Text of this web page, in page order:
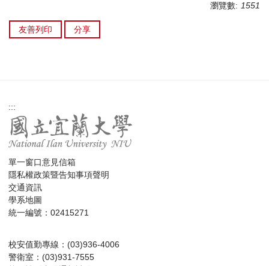
瀏覽數: 1551
友善列印 分享
:::
單一窗口意見信箱
隱私權政策暨告知事項聲明
交通資訊
學系地圖
統一編號：02415271
校安值勤專線：(03)936-4006
警衛室：(03)931-7555